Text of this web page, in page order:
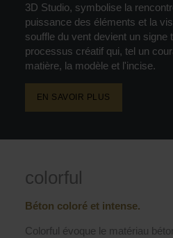
3D Studio, symbolise la
puissance des éléments et la
souffle du vent devient un signe
processus créatif qui, tel un
matière, la modèle et l'incise.
EN SAVOIR PLUS
colorful
Béton coloré et intense.
Colorful évoque le matériau